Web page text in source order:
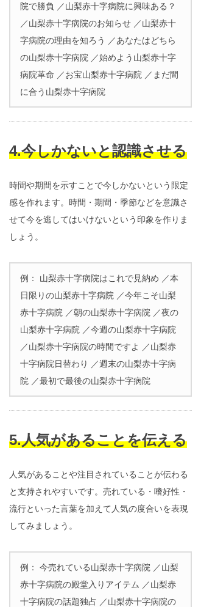
院で勝負 ／山梨赤十字病院に興味ある？
／山梨赤十字病院のお知らせ ／山梨赤十
字病院の理由を知ろう ／あなたはどちら
の山梨赤十字病院 ／始めよう山梨赤十字
病院革命 ／お宝山梨赤十字病院 ／まだ間
に合う山梨赤十字病院
4.今しかないと認識させる
時間や期間を示すことで今しかないという限定
感を作れます。時間・期間・季節などを意識さ
せて今を逃してはいけないという印象を作りま
しょう。
例： 山梨赤十字病院はこれで見納め ／本
日限りの山梨赤十字病院 ／今年こそ山梨
赤十字病院 ／朝の山梨赤十字病院 ／夜の
山梨赤十字病院 ／今週の山梨赤十字病院
／山梨赤十字病院の時間ですよ ／山梨赤
十字病院日替わり ／週末の山梨赤十字病
院 ／最初で最後の山梨赤十字病院
5.人気があることを伝える
人気があることや注目されていることが伝わる
と支持されやすいです。売れている・嗜好性・
流行といった言葉を加えて人気の度合いを表現
してみましょう。
例： 今売れている山梨赤十字病院 ／山梨
赤十字病院の殿堂入りアイテム ／山梨赤
十字病院の話題独占 ／山梨赤十字病院の